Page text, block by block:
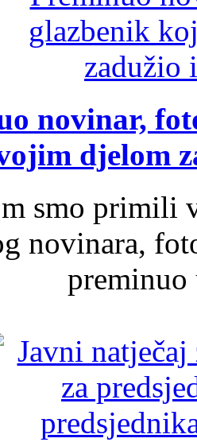
novinar,
djelom
smo primili
novinara,